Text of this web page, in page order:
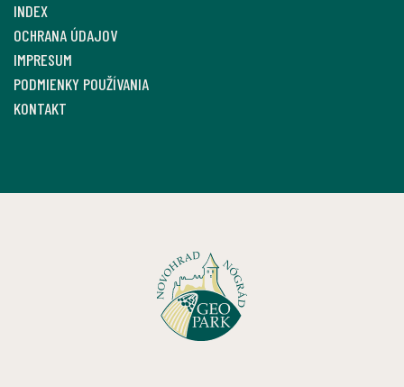
INDEX
OCHRANA ÚDAJOV
IMPRESUM
PODMIENKY POUŽÍVANIA
KONTAKT